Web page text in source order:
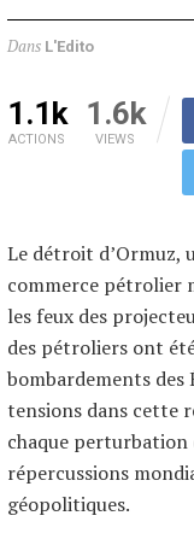
Dans L'Edito
1.1k
ACTIONS
1.6k
VIEWS
Le détroit d’Ormuz,
commerce pétrolier
les feux des
des pétroliers ont
bombardements des
tensions dans cette
chaque perturbation
répercussions
géopolitiques.